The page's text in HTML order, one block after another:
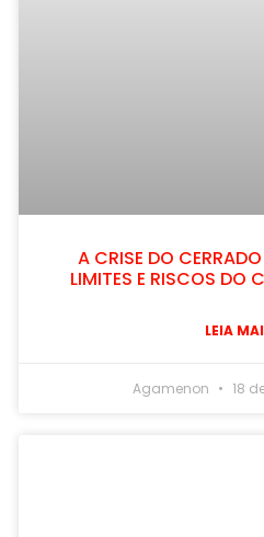
A CRISE DO
LIMITES E RISCOS DO
LEIA
Agamenon 18